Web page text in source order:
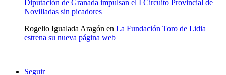
Diputación de Granada impulsan el I Circuito Provincial de
Novilladas sin picadores
Rogelio Igualada Aragón en La Fundación Toro de Lidia
estrena su nueva página web
Seguir